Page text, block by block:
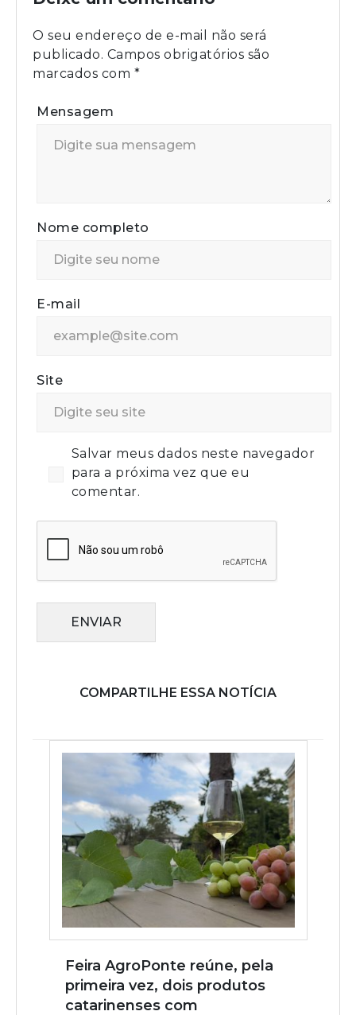
O seu endereço de e-mail não será
publicado. Campos obrigatórios são
marcados com *
Mensagem
Nome completo
E-mail
Site
Salvar meus dados neste navegador
para a próxima vez que eu
comentar.
ENVIAR
COMPARTILHE ESSA NOTÍCIA
Feira AgroPonte reúne, pela
primeira vez, dois produtos
catarinenses com